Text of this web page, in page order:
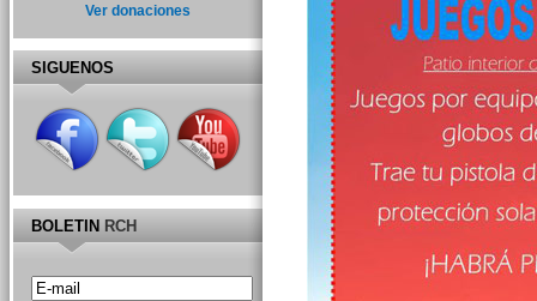
Ver donaciones
SIGUENOS
BOLETIN RCH